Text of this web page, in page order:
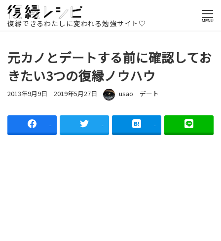
復縁できるわたしに変われる勉強サイト♡ MENU
ホームページ 記事一覧
元カノとデートす
る前に確認しておきたい3つの復縁ノウハウ
元カノとデートする前に確認してお
きたい3つの復縁ノウハウ
投稿日
2013年9月9日 更新日
2019年5月27日 著者 usao カテゴリー
デート
- - -